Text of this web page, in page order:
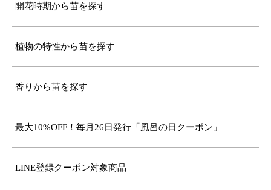
開花時期から苗を探す
植物の特性から苗を探す
香りから苗を探す
最大10%OFF！毎月26日発行「風呂の日クーポン」
LINE登録クーポン対象商品